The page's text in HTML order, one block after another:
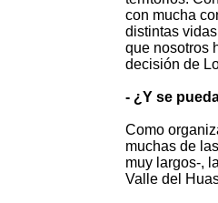
con mucha
distintas
que nosotros
decisión de
- ¿Y se
Como
muchas de
muy largos-,
Valle del